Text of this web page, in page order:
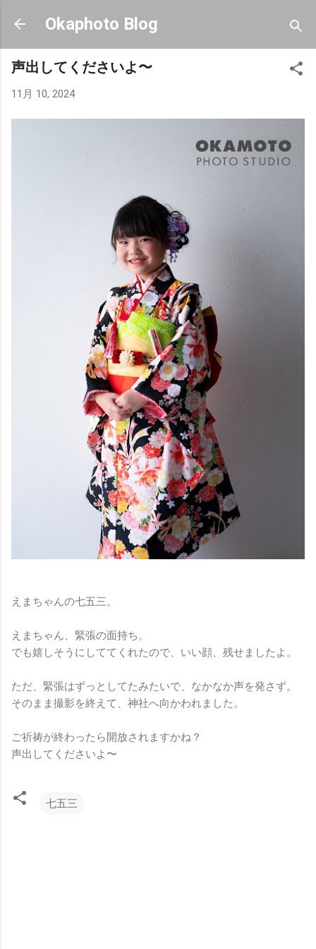
スキップしてメイン コンテンツに移動
Okaphoto Blog
声出してくださいよ〜
11月 10, 2024
えまちゃんの七五三。
えまちゃん、緊張の面持ち。
でも嬉しそうにしててくれたので、いい顔、残せましたよ。
ただ、緊張はずっとしてたみたいで、なかなか声を発さず。
そのまま撮影を終えて、神社へ向かわれました。
ご祈祷が終わったら開放されますかね？
声出してくださいよ〜
七五三